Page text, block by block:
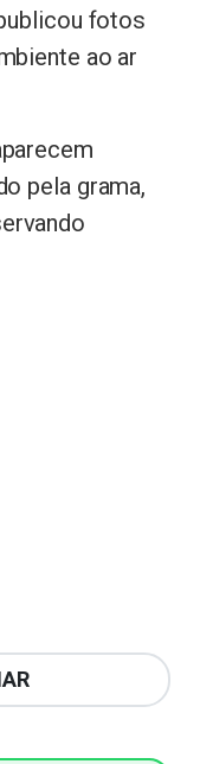
fotos
ao ar
pela grama,